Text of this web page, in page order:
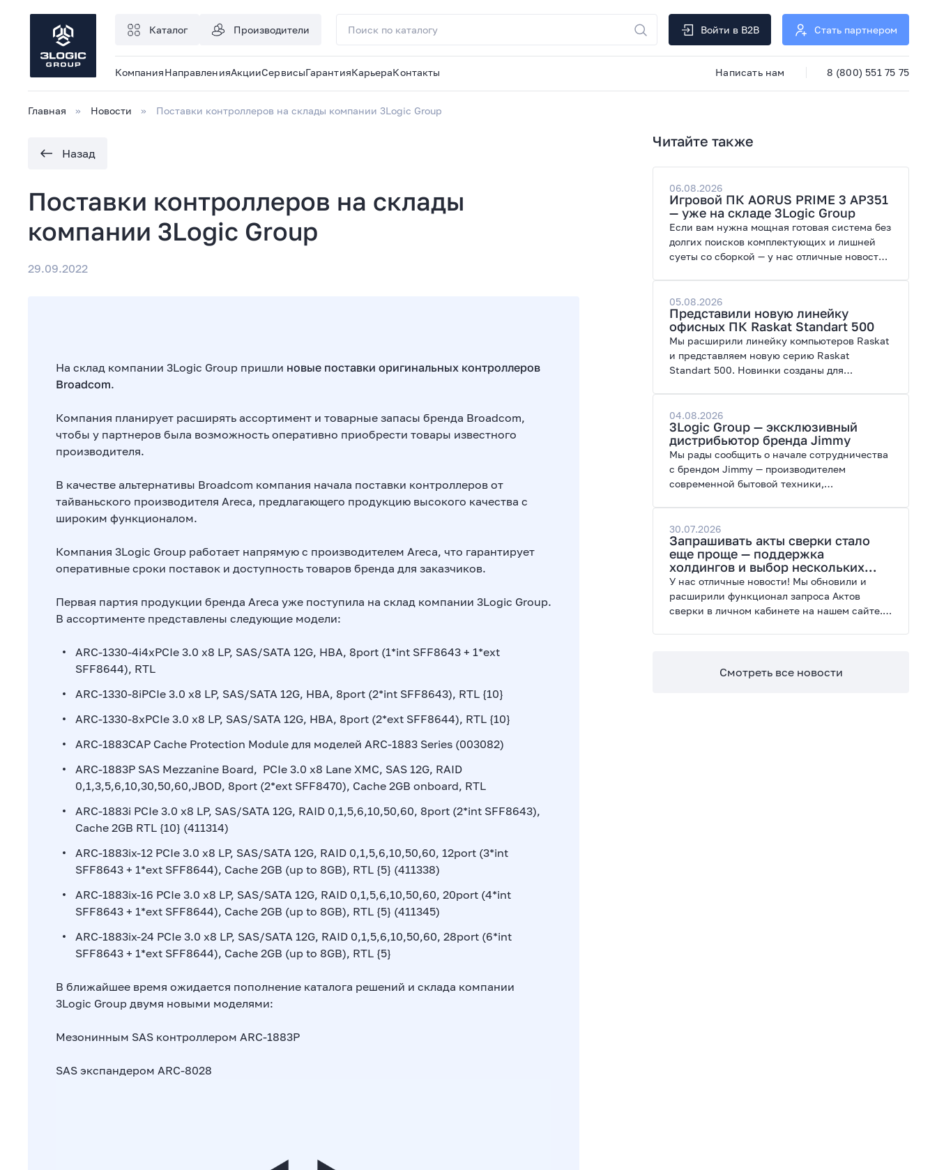
Каталог Производители Войти в B2B Стать партнером
КомпанияНаправленияАкцииСервисыГарантияКарьераКонтакты Написать нам 8 (800) 551 75 75
Главная Новости Поставки контроллеров на склады компании 3Logic Group
Назад
Поставки контроллеров на склады
компании 3Logic Group
29.09.2022
На склад компании 3Logic Group пришли новые поставки оригинальных контроллеров
Broadcom.
Компания планирует расширять ассортимент и товарные запасы бренда Broadcom,
чтобы у партнеров была возможность оперативно приобрести товары известного
производителя.
В качестве альтернативы Broadcom компания начала поставки контроллеров от
тайваньского производителя Areca, предлагающего продукцию высокого качества с
широким функционалом.
Компания 3Logic Group работает напрямую с производителем Areca, что гарантирует
оперативные сроки поставок и доступность товаров бренда для заказчиков.
Первая партия продукции бренда Areca уже поступила на склад компании 3Logic Group.
В ассортименте представлены следующие модели:
ARC-1330-4i4xPCIe 3.0 x8 LP, SAS/SATA 12G, HBA, 8port (1*int SFF8643 + 1*ext
SFF8644), RTL
ARC-1330-8iPCIe 3.0 x8 LP, SAS/SATA 12G, HBA, 8port (2*int SFF8643), RTL {10}
ARC-1330-8xPCIe 3.0 x8 LP, SAS/SATA 12G, HBA, 8port (2*ext SFF8644), RTL {10}
ARC-1883CAP Cache Protection Module для моделей ARC-1883 Series (003082)
ARC-1883P SAS Mezzanine Board, PCIe 3.0 x8 Lane XMC, SAS 12G, RAID
0,1,3,5,6,10,30,50,60,JBOD, 8port (2*ext SFF8470), Cache 2GB onboard, RTL
ARC-1883i PCIe 3.0 x8 LP, SAS/SATA 12G, RAID 0,1,5,6,10,50,60, 8port (2*int SFF8643),
Cache 2GB RTL {10} (411314)
ARC-1883ix-12 PCIe 3.0 x8 LP, SAS/SATA 12G, RAID 0,1,5,6,10,50,60, 12port (3*int
SFF8643 + 1*ext SFF8644), Cache 2GB (up to 8GB), RTL {5} (411338)
ARC-1883ix-16 PCIe 3.0 x8 LP, SAS/SATA 12G, RAID 0,1,5,6,10,50,60, 20port (4*int
SFF8643 + 1*ext SFF8644), Cache 2GB (up to 8GB), RTL {5} (411345)
ARC-1883ix-24 PCIe 3.0 x8 LP, SAS/SATA 12G, RAID 0,1,5,6,10,50,60, 28port (6*int
SFF8643 + 1*ext SFF8644), Cache 2GB (up to 8GB), RTL {5}
В ближайшее время ожидается пополнение каталога решений и склада компании
3Logic Group двумя новыми моделями:
Мезонинным SAS контроллером ARC-1883P
SAS экспандером ARC-8028
Читайте также
06.08.2026
Игровой ПК AORUS PRIME 3 AP351
— уже на складе 3Logic Group
Если вам нужна мощная готовая система без
долгих поисков комплектующих и лишней
суеты со сборкой — у нас отличные новости.
графических нагрузок, современных игр и
работы с нейросетями.
05.08.2026
Представили новую линейку
офисных ПК Raskat Standart 500
Мы расширили линейку компьютеров Raskat
и представляем новую серию Raskat
Standart 500. Новинки созданы для
энергоэффективность и широкие
возможности модернизации.
04.08.2026
3Logic Group — эксклюзивный
дистрибьютор бренда Jimmy
Мы рады сообщить о начале сотрудничества
с брендом Jimmy — производителем
современной бытовой техники,
30.07.2026
Запрашивать акты сверки стало
еще проще — поддержка
холдингов и выбор нескольких
периодов
У нас отличные новости! Мы обновили и
расширили функционал запроса Актов
сверки в личном кабинете на нашем сайте.
Смотреть все новости